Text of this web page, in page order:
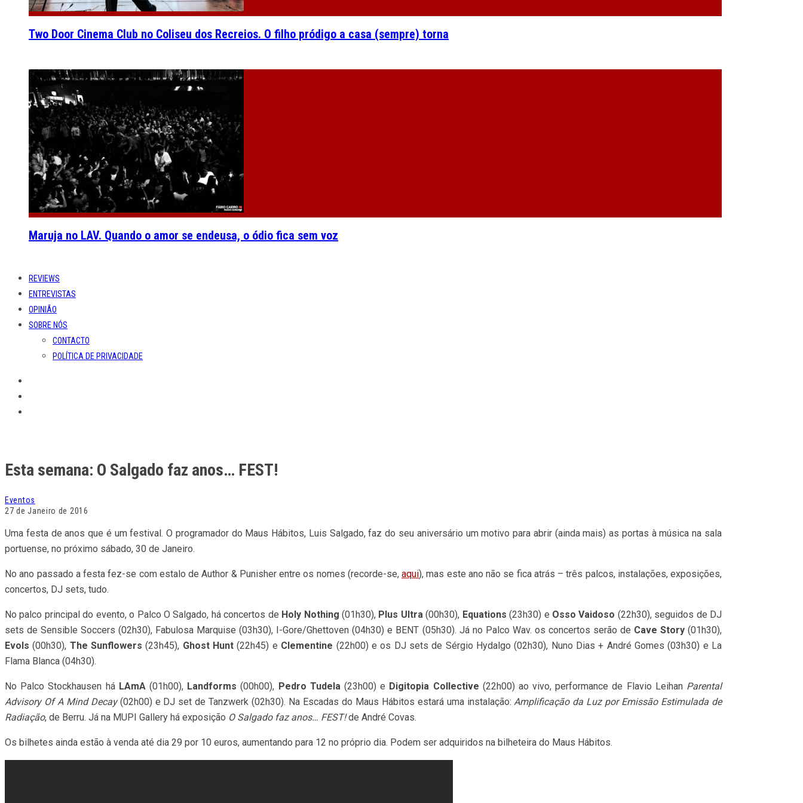
Two Door Cinema Club no Coliseu dos Recreios. O filho pródigo a casa (sempre) torna
Maruja no LAV. Quando o amor se endeusa, o ódio fica sem voz
REVIEWS
ENTREVISTAS
OPINIÃO
SOBRE NÓS
CONTACTO
POLÍTICA DE PRIVACIDADE
Esta semana: O Salgado faz anos… FEST!
Eventos
27 de Janeiro de 2016
Uma festa de anos que é um festival. O programador do Maus Hábitos, Luis Salgado, faz do seu aniversário um motivo para abrir (ainda mais) as portas à música na sala
portuense, no próximo sábado, 30 de Janeiro.
No ano passado a festa fez-se com estalo de Author & Punisher entre os nomes (recorde-se, aqui), mas este ano não se fica atrás – três palcos, instalações, exposições,
concertos, DJ sets, tudo.
No palco principal do evento, o Palco O Salgado, há concertos de Holy Nothing (01h30), Plus Ultra(00h30), Equations (23h30) e Osso Vaidoso (22h30), seguidos de DJ
sets de Sensible Soccers (02h30), Fabulosa Marquise (03h30), I-Gore/Ghettoven (04h30) e BENT (05h30). Já no Palco Wav. os concertos serão de Cave Story(01h30),
Evols (00h30), The Sunflowers (23h45), Ghost Hunt (22h45) e Clementine (22h00) e os DJ sets de Sérgio Hydalgo (02h30), Nuno Dias + André Gomes (03h30) e La
Flama Blanca (04h30).
No Palco Stockhausen há LAmA(01h00), Landforms (00h00), Pedro Tudela(23h00) e Digitopia Collective (22h00) ao vivo, performance de Flavio Leihan Parental
Advisory Of A Mind Decay(02h00) e DJ set de Tanzwerk (02h30). Na Escadas do Maus Hábitos estará uma instalação:Amplificação da Luz por Emissão Estimulada de
Radiação, de Berru. Já na MUPI Gallery há exposição O Salgado faz anos… FEST!de André Covas.
Os bilhetes ainda estão à venda até dia 29 por 10 euros, aumentando para 12 no próprio dia. Podem ser adquiridos na bilheteira do Maus Hábitos.